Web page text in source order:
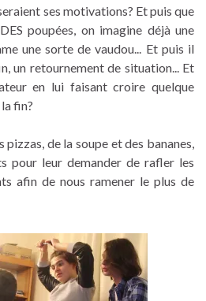
ses motivations? Et puis que
poupées, on imagine déjà une
une sorte de vaudou... Et puis il
un retournement de situation... Et
en lui faisant croire quelque
fin?
pizzas, de la soupe et des bananes,
pour leur demander de rafler les
afin de nous ramener le plus de